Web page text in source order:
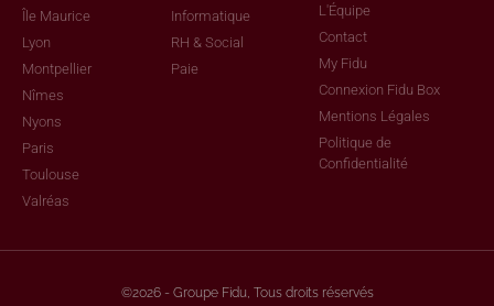
Île Maurice
Lyon
Montpellier
Nîmes
Nyons
Paris
Toulouse
Valréas
Informatique
RH & Social
Paie
L'Équipe
Contact
My Fidu
Connexion Fidu Box
Mentions Légales
Politique de
Confidentialité
©2026 - Groupe Fidu, Tous droits réservés